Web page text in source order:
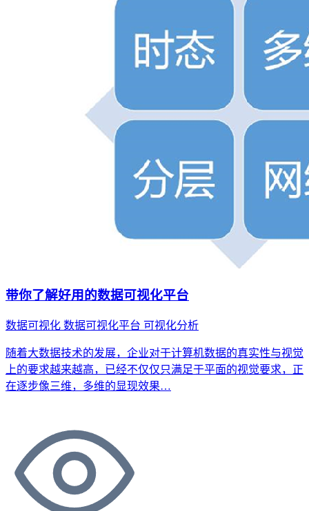
带你了解好用的数据可视化平台
数据可视化 数据可视化平台 可视化分析
随着大数据技术的发展，企业对于计算机数据的真实性与视觉
上的要求越来越高，已经不仅仅只满足于平面的视觉要求，正
在逐步像三维，多维的显现效果…